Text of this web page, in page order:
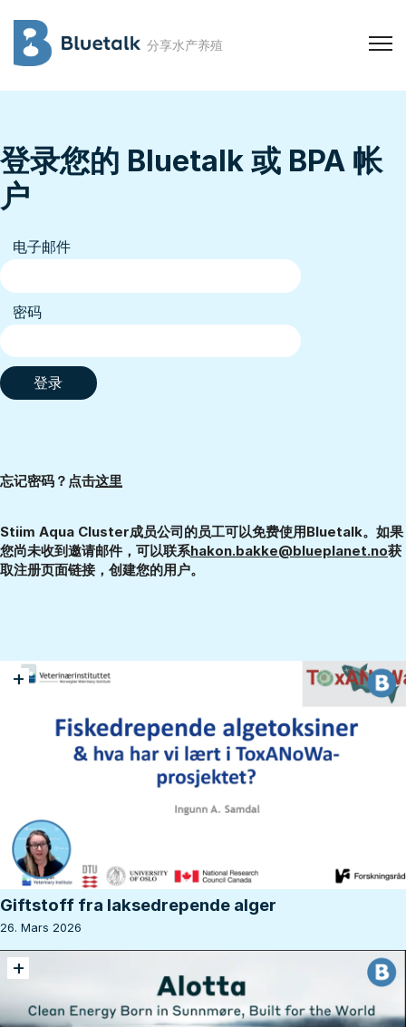
分享水产养殖
登录您的 Bluetalk 或 BPA 帐
户
电子邮件
密码
登录
忘记密码？点击这里
Stiim Aqua Cluster成员公司的员工可以免费使用Bluetalk。如果
您尚未收到邀请邮件，可以联系hakon.bakke@blueplanet.no获
取注册页面链接，创建您的用户。
+
Giftstoff fra laksedrepende alger
26. Mars 2026
+